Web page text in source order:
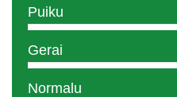
Puiku
Gerai
Normalu